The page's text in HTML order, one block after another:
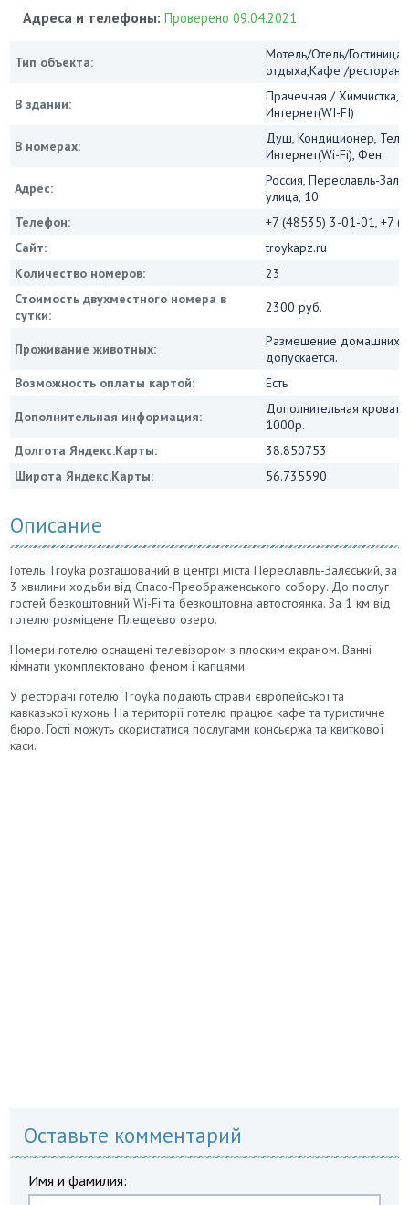
Адреса и телефоны:Проверено 09.04.2021
Тип объекта:
Мотель/Отель/
отдыха,Кафе /рестораны
В здании:
Прачечная / Химчистка,
Интернет(WI-FI)
В номерах:
Душ, Кондиционер,
Интернет(Wi-Fi), Фен
Адрес:
Россия, Переславль-
улица, 10
Телефон:
+7 (48535) 3-01-01, +7
Сайт:
troykapz.ru
Количество номеров:
23
Стоимость двухместного номера в
сутки:
2300 руб.
Проживание животных:
Размещение домашних
допускается.
Возможность оплаты картой:
Есть
Дополнительная информация:
Дополнительная
1000р.
Долгота Яндекс.Карты:
38.850753
Широта Яндекс.Карты:
56.735590
Описание
Готель Troyka розташований в центрі міста Переславль-Залєський, за
3 хвилини ходьби від Спасо-Преображенського собору. До послуг
гостей безкоштовний Wi-Fi та безкоштовна автостоянка. За 1 км від
готелю розміщене Плещеєво озеро.
Номери готелю оснащені телевізором з плоским екраном. Ванні
кімнати укомплектовано феном і капцями.
У ресторані готелю Troyka подають страви європейської та
кавказької кухонь. На території готелю працює кафе та туристичне
бюро. Гості можуть скористатися послугами консьєржа та квиткової
каси.
Оставьте комментарий
Имя и фамилия: